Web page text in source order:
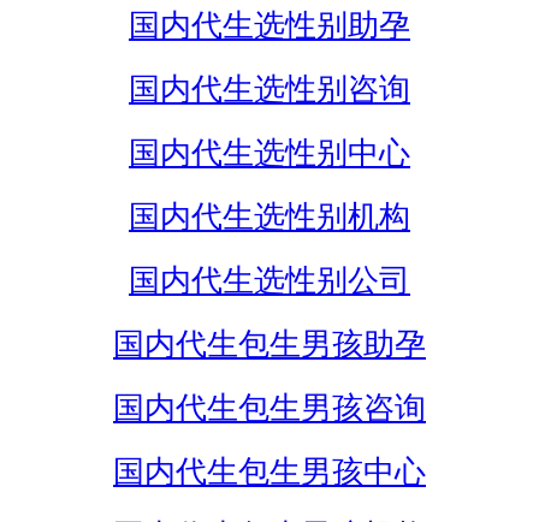
国内代生选性别助孕
国内代生选性别咨询
国内代生选性别中心
国内代生选性别机构
国内代生选性别公司
国内代生包生男孩助孕
国内代生包生男孩咨询
国内代生包生男孩中心